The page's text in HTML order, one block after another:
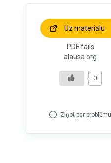
Uz materiālu
PDF fails
alausa.org
0
Ziņot par problēmu